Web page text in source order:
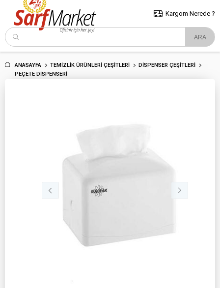
5000 TL ve Üzeri Alışverişlerde İstanbul İçi Kargo Bedava!
ve Trakya İçin Tıklayın..
Kargom Nerede ?
ANASAYFA TEMIZLIK ÜRÜNLERI ÇEŞITLERI
DISPENSER ÇEŞITLERI
PEÇETE DISPENSERI